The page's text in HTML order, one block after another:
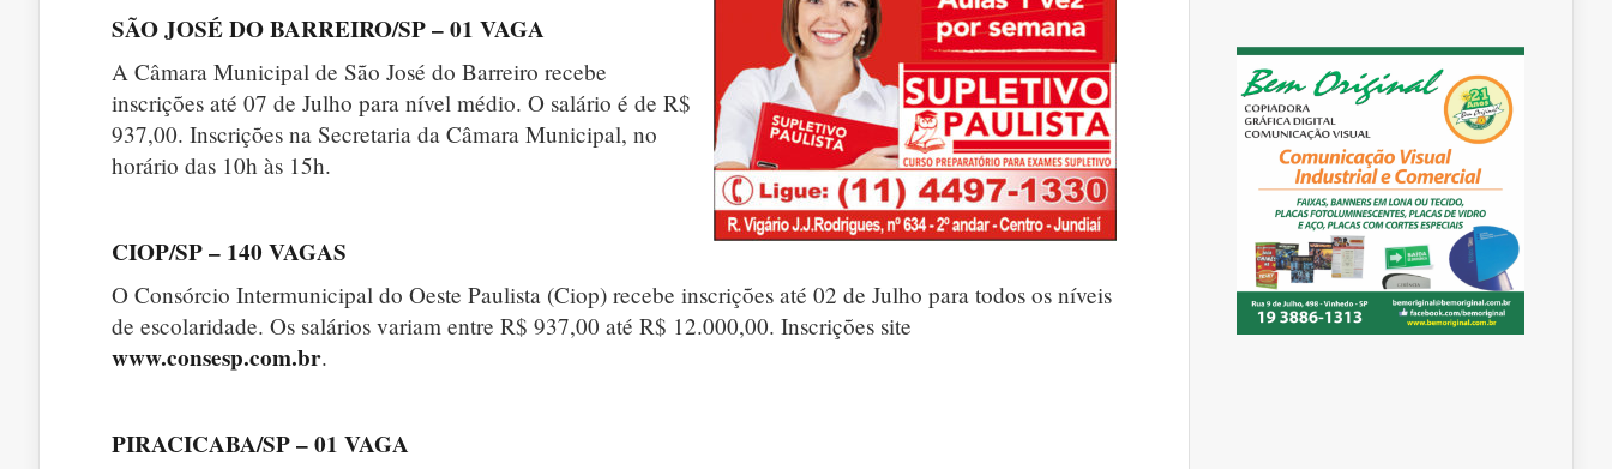
SÃO JOSÉ DO BARREIRO/SP – 01 VAGA
A Câmara Municipal de São José do Barreiro recebe
inscrições até 07 de Julho para nível médio. O salário é de R$
937,00. Inscrições na Secretaria da Câmara Municipal, no
horário das 10h às 15h.
CIOP/SP – 140 VAGAS
O Consórcio Intermunicipal do Oeste Paulista (Ciop) recebe inscrições até 02 de Julho para todos os níveis
de escolaridade. Os salários variam entre R$ 937,00 até R$ 12.000,00. Inscrições site
www.consesp.com.br.
PIRACICABA/SP – 01 VAGA